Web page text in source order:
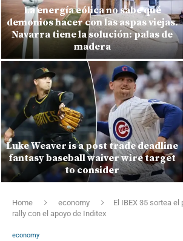
La energía eólica no sabe qué
demonios hacer con las aspas viejas.
Navarra tiene la solución: palas de
madera
Luke Weaver is a post trade deadline
fantasy baseball waiver wire target
to consider
Home economy
El IBEX 35 sortea el
rally con el apoyo de Inditex
economy